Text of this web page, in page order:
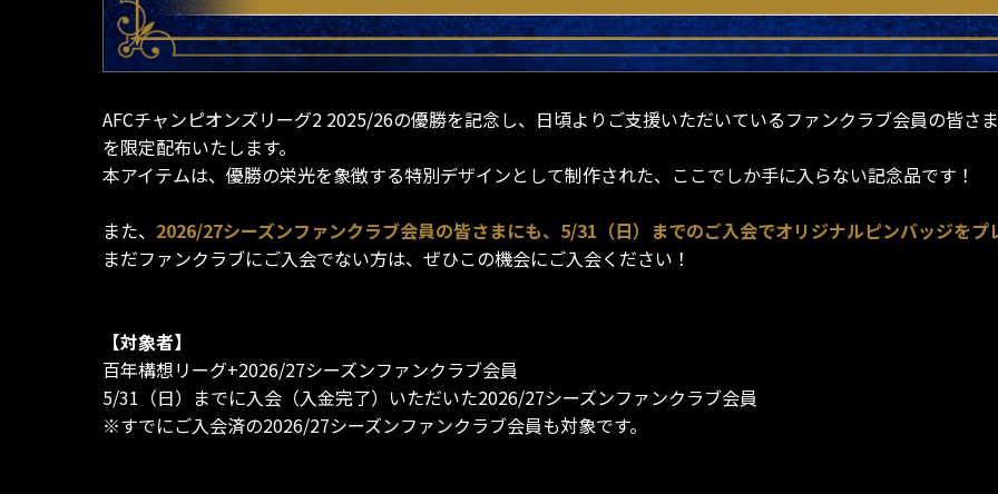
AFCチャンピオンズリーグ2 2025/26の優勝を記念し、日頃よりご支援いただいているファンクラブ会員の皆さ
を限定配布いたします。
本アイテムは、優勝の栄光を象徴する特別デザインとして制作された、ここでしか手に入らない記念品です！
また、 2026/27シーズンファンクラブ会員の皆さまにも、5/31（日）までのご入会でオリジナルピンバッジをプ
まだファンクラブにご入会でない方は、ぜひこの機会にご入会ください！
【対象者】
百年構想リーグ+2026/27シーズンファンクラブ会員
5/31（日）までに入会（入金完了）いただいた2026/27シーズンファンクラブ会員
※すでにご入会済の2026/27シーズンファンクラブ会員も対象です。